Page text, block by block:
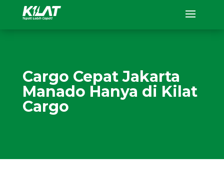
Cargo Cepat Jakarta
Manado Hanya di Kilat
Cargo